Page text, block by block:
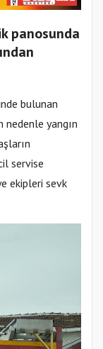
panosunda
bulunan
yangın
servise
ekipleri sevk